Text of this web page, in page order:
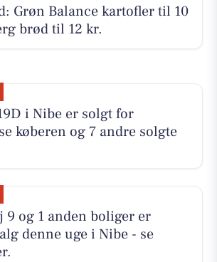
Grøn Balance kartofler til 10
brød til 12 kr.
i Nibe er solgt for
køberen og 7 andre solgte
9 og 1 anden boliger er
denne uge i Nibe - se